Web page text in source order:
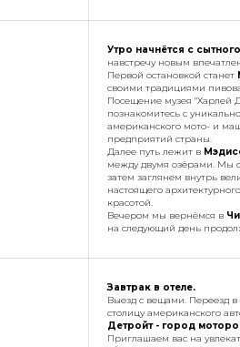
Утро начнётся с
навстречу новым
Первой остановкой станет
своими традициями
Посещение музея "Харлей
познакомитесь с
американского мото- и
предприятий страны.
Далее путь лежит в
между двумя озёрами. Мы
затем заглянем внутрь
настоящего
красотой.
Вечером мы вернёмся в
на следующий день
Завтрак в отеле.
Выезд с вещами. Переезд
столицу американского
Детройт - город
Приглашаем вас на